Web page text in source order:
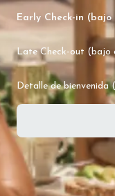
Early Check-in
Late Check-out (bajo
Detalle de bienvenida